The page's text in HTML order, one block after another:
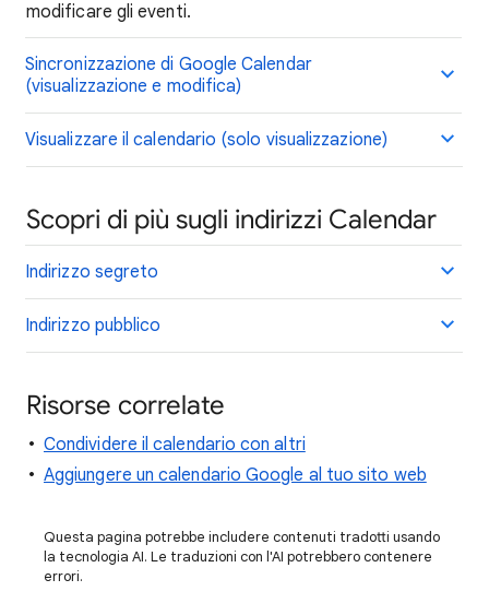
modificare gli eventi.
Sincronizzazione di Google Calendar
(visualizzazione e modifica)
Visualizzare il calendario (solo visualizzazione)
Scopri di più sugli indirizzi Calendar
Indirizzo segreto
Indirizzo pubblico
Risorse correlate
Condividere il calendario con altri
Aggiungere un calendario Google al tuo sito web
Questa pagina potrebbe includere contenuti tradotti usando
la tecnologia AI. Le traduzioni con l'AI potrebbero contenere
errori.